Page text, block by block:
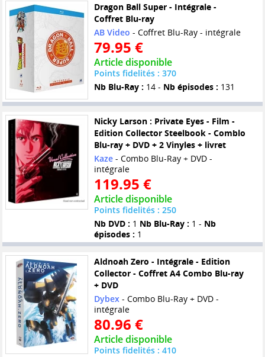
Dragon Ball Super - Intégrale -
Coffret Blu-ray
AB Video - Coffret Blu-Ray - intégrale
79.95 €
Article disponible
Points fidelités : 370
Nb Blu-Ray : 14 - Nb épisodes : 131
Nicky Larson : Private Eyes - Film -
Edition Collector Steelbook - Comblo
Blu-ray + DVD + 2 Vinyles + livret
Kaze- Combo Blu-Ray + DVD -
intégrale
119.95 €
Article disponible
Points fidelités : 250
Nb DVD : 1 Nb Blu-Ray : 1 - Nb
épisodes : 1
Aldnoah Zero - Intégrale - Edition
Collector - Coffret A4 Combo Blu-ray
+ DVD
Dybex - Combo Blu-Ray + DVD -
intégrale
80.96 €
Article disponible
Points fidelités : 410